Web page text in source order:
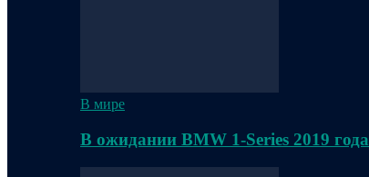
В мире
В ожидании BMW 1-Series 2019 года